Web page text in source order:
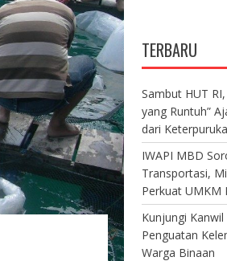
TERBARU
Sambut HUT
yang Runtuh”
dari
IWAPI MBD
Transportasi,
Perkuat UMKM
Kunjungi
Penguatan
Warga Binaan